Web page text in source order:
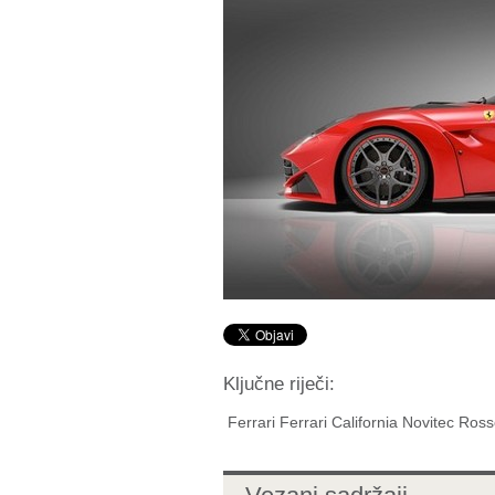
Ključne riječi:
Ferrari Ferrari California Novitec